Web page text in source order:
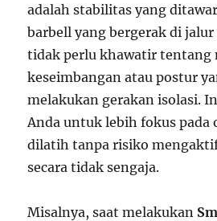
adalah stabilitas yang
barbell yang bergerak di
tidak perlu khawatir tentang
keseimbangan atau postur
melakukan gerakan isolasi.
Anda untuk lebih fokus pada
dilatih tanpa risiko
secara tidak sengaja.
Misalnya, saat melakukan